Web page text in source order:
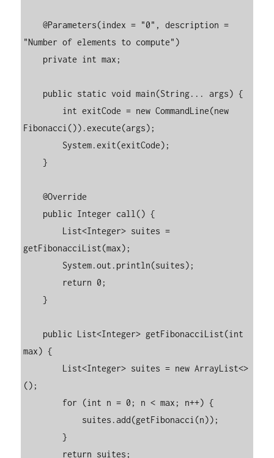
    @Parameters(index = "0", description =
"Number of elements to compute")
Fibonacci()).execute(args);
    }
    @Override
getFibonacciList(max);
    }
max) {
();
        }